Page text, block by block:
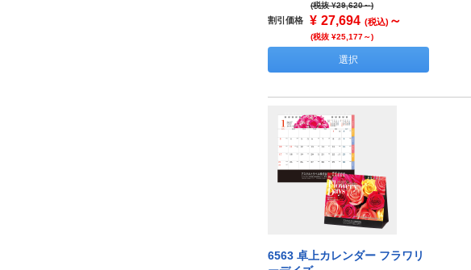
(税抜 ¥29,620～)
割引価格 ¥ 27,694 (税込) ～
(税抜 ¥25,177～)
選択
6563 卓上カレンダー フラワリ